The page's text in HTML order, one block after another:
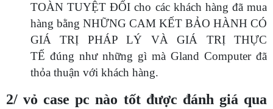
TOÀN TUYỆT ĐỐI cho các khách hàng đã mua
hàng bằng NHỮNG CAM KẾT BẢO HÀNH CÓ
GIÁ TRỊ PHÁP LÝ VÀ GIÁ TRỊ THỰC
TẾ đúng như những gì mà Gland Computer đã
thỏa thuận với khách hàng.
2/ vỏ case pc nào tốt được đánh giá qua